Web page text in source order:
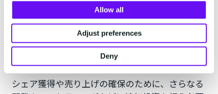
Allow all
Adjust preferences
Deny
5.Rival：競合状況
一般的に、競合他社が大きな地位を占めている市
場の魅力は低いと言えます。
シェア獲得や売り上げの確保のために、さらなる